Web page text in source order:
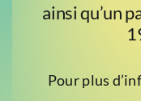
ainsi qu’un
Pour plus